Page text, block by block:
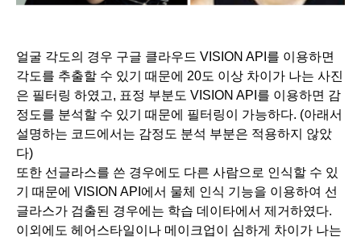
얼굴 각도의 경우 구글 클라우드 VISION API를 이용하면
각도를 추출할 수 있기 때문에 20도 이상 차이가 나는 사진
은 필터링 하였고, 표정 부분도 VISION API를 이용하면 감
정도를 분석할 수 있기 때문에 필터링이 가능하다. (아래서
설명하는 코드에서는 감정도 분석 부분은 적용하지 않았
다)
또한 선글라스를 쓴 경우에도 다른 사람으로 인식할 수 있
기 때문에 VISION API에서 물체 인식 기능을 이용하여 선
글라스가 검출된 경우에는 학습 데이타에서 제거하였다.
이외에도 헤어스타일이나 메이크업이 심하게 차이가 나는